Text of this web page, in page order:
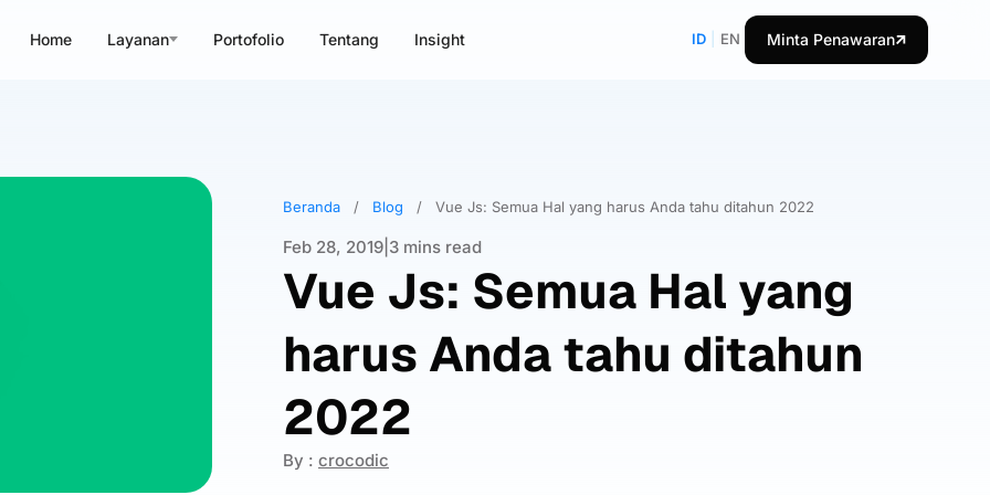
Home Layanan Portofolio Tentang Insight ID EN Minta Penawaran
Beranda / Blog / Vue Js: Semua Hal yang harus Anda tahu ditahun 2022
Feb 28, 2019 3 mins read
Vue Js: Semua Hal yang
harus Anda tahu ditahun
2022
By : crocodic